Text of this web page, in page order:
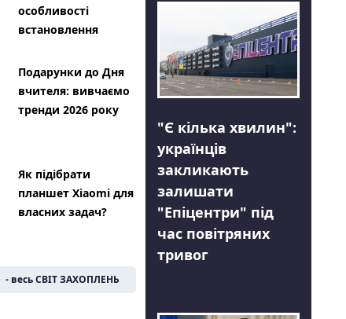
особливості
встановлення
Подарунки до Дня
вчителя: вивчаємо
тренди 2026 року
Як підібрати
планшет Xiaomi для
власних задач?
- весь СВІТ ЗАХОПЛЕНЬ
"Є кілька хвилин":
українців
закликають
залишати
"Епіцентри" під
час повітряних
тривог